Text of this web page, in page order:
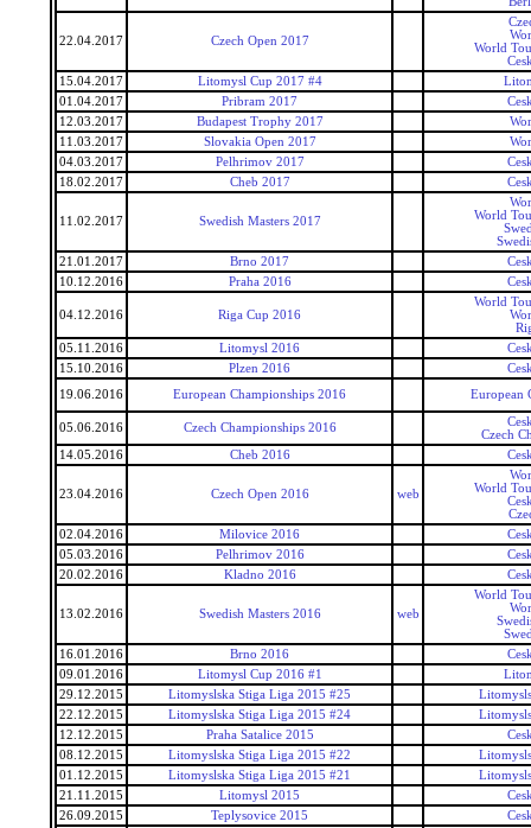
22.04.2017 Czech Open 2017
World
15.04.2017
Litomysl Cup 2017 #4
01.04.2017
Pribram 2017
12.03.2017
Budapest Trophy 2017
11.03.2017
Slovakia Open 2017
04.03.2017
Pelhrimov 2017
18.02.2017
Cheb 2017
11.02.2017 Swedish Masters 2017
World
21.01.2017
Brno 2017
10.12.2016
Praha 2016
04.12.2016 Riga Cup 2016
World
05.11.2016
Litomysl 2016
15.10.2016
Plzen 2016
19.06.2016
European Championships 2016 European
05.06.2016 Czech Championships 2016
Czech
14.05.2016
Cheb 2016
23.04.2016 Czech Open 2016 web
World
02.04.2016
Milovice 2016
05.03.2016
Pelhrimov 2016
20.02.2016
Kladno 2016
13.02.2016 Swedish Masters 2016 web
World
16.01.2016
Brno 2016
09.01.2016
Litomysl Cup 2016 #1
29.12.2015
Litomyslska Stiga Liga 2015 #25
22.12.2015
Litomyslska Stiga Liga 2015 #24
12.12.2015
Praha Satalice 2015
08.12.2015
Litomyslska Stiga Liga 2015 #22
01.12.2015
Litomyslska Stiga Liga 2015 #21
21.11.2015
Litomysl 2015
26.09.2015
Teplysovice 2015